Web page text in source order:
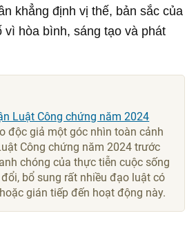
khẳng định vị thế, bản sắc của
vì hòa bình, sáng tạo và phát
Luật Công chứng năm 2024
độc giả một góc nhìn toàn cảnh
Công chứng năm 2024 trước
chóng của thực tiễn cuộc sống
bổ sung rất nhiều đạo luật có
gián tiếp đến hoạt động này.